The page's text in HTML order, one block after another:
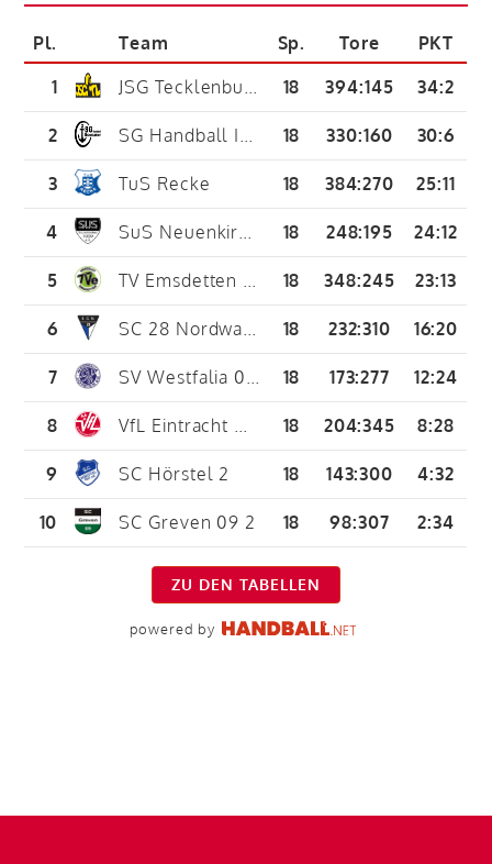
Pl. Team Sp. Tore
PKT
1
JSG Tecklenburger Land 18 394:145 34:2
2 SG Handball Ibbenbüren 18 330:160 30:6
3 TuS Recke 18 384:270 25:11
4 SuS Neuenkirchen 09 2 18 248:195 24:12
5 TV Emsdetten 1898 2 18 348:245 23:13
6 SC 28 Nordwalde 18 232:310 16:20
7 SV Westfalia 07 Hopsten 18 173:277 12:24
8 VfL Eintracht Mettingen 2 18 204:345 8:28
9 SC Hörstel 2 18 143:300 4:32
10 SC Greven 09 2 18 98:307 2:34
ZU DEN TABELLEN
powered by